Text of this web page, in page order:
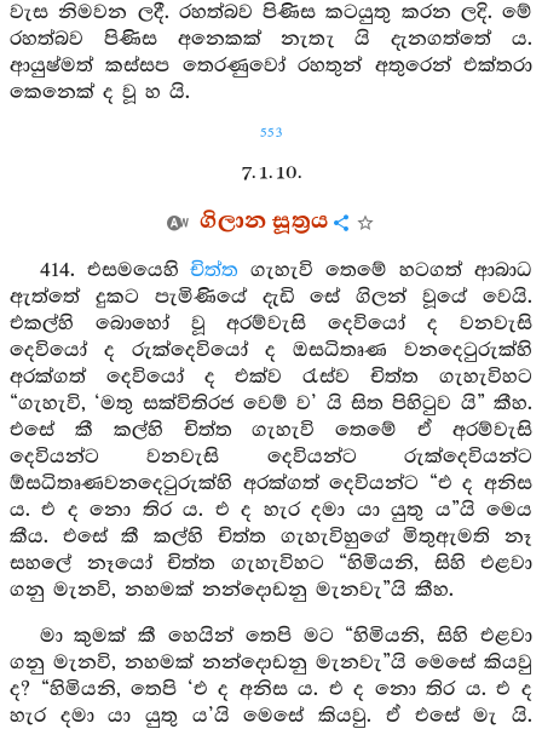
වැස නිමවන ලදී. රහත්බව පිණිස කටයුතු කරන ලදි. මේ
රහත්බව පිණිස අනෙකක් නැතැ යි දැනගත්තේ ය.
ආයුෂ්මත් කස්සප තෙරණුවෝ රහතුන් අතුරෙන් එක්තරා
කෙනෙක් ද වූ හ යි.
553
7. 1. 10.
ගිලාන සූත්‍රය
414. එසමයෙහිචිත්ත ගැහැවි තෙමේ හටගත් ආබාධ
ඇත්තේ දුකට පැමිණියේ දැඩි සේ ගිලන් වූයේ වෙයි.
එකල්හි බොහෝ වූ අරම්වැසි දෙවියෝ ද වනවැසි
දෙවියෝ ද රුක්දෙවියෝ ද ඔසධිතෘණ වනදෙටුරුක්හි
අරක්ගත් දෙවියෝ ද එක්ව රැස්ව චිත්ත ගැහැවිහට
“ගැහැවි, ‘මතු සක්විතිරජ වෙම් ව’ යි සිත පිහිටුව යි” කීහ.
එසේ කී කල්හි චිත්ත ගැහැවි තෙමේ ඒ අරම්වැසි
දෙවියන්ට වනවැසි දෙවියන්ට රුක්දෙවියන්ට
ඕසධිතෘණවනදෙටුරුක්හි අරක්ගත් දෙවියන්ට “එ ද අනිස
ය. එ ද නො තිර ය. එ ද හැර දමා යා යුතු ය”යි මෙය
කීය. එසේ කී කල්හි චිත්ත ගැහැවිහුගේ මිතුඇමති නෑ
සහලේ නෑයෝ චිත්ත ගැහැවිහට “හිමියනි, සිහි එළවා
ගනු මැනවි, නහමක් නන්දොඩනු මැනවැ”යි කීහ.
මා කුමක් කී හෙයින් තෙපි මට “හිමියනි, සිහි එළවා
ගනු මැනවි, නහමක් නන්දොඩනු මැනවැ”යි මෙසේ කියවු
ද? “හිමියනි, තෙපි ‘එ ද අනිස ය. එ ද නො තිර ය. එ ද
හැර දමා යා යුතු ය’යි මෙසේ කියවු. ඒ එසේ මැ යි.